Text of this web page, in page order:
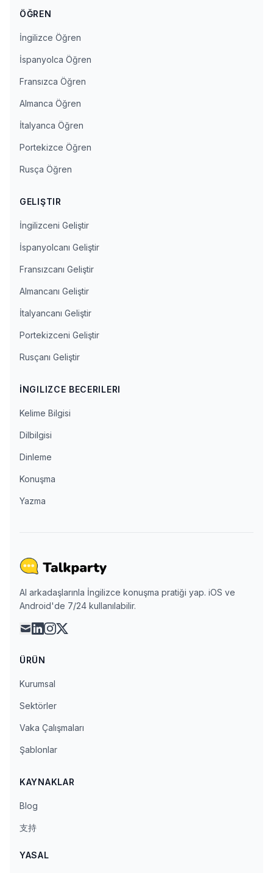
ÖĞREN
İngilizce Öğren
İspanyolca Öğren
Fransızca Öğren
Almanca Öğren
İtalyanca Öğren
Portekizce Öğren
Rusça Öğren
GELIŞTIR
İngilizceni Geliştir
İspanyolcanı Geliştir
Fransızcanı Geliştir
Almancanı Geliştir
İtalyancanı Geliştir
Portekizceni Geliştir
Rusçanı Geliştir
İNGILIZCE BECERILERI
Kelime Bilgisi
Dilbilgisi
Dinleme
Konuşma
Yazma
AI arkadaşlarınla İngilizce konuşma pratiği yap. iOS ve
Android'de 7/24 kullanılabilir.
maillinkedin
instagram
x
ÜRÜN
Kurumsal
Sektörler
Vaka Çalışmaları
Şablonlar
KAYNAKLAR
Blog
支持
YASAL